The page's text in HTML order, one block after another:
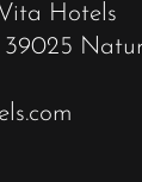
Hotels
39025